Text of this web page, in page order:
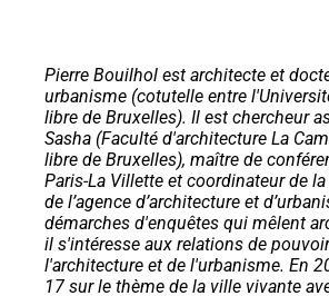
Pierre Bouilhol est architecte et
urbanisme (cotutelle entre
libre de Bruxelles). Il est chercheur
Sasha (Faculté d'architecture La
libre de Bruxelles), maître de
Paris-La Villette et coordinateur de
de l’agence d’architecture et
démarches d'enquêtes qui mêlent
il s'intéresse aux relations de
l'architecture et de l'urbanisme. En
17 sur le thème de la ville vivante